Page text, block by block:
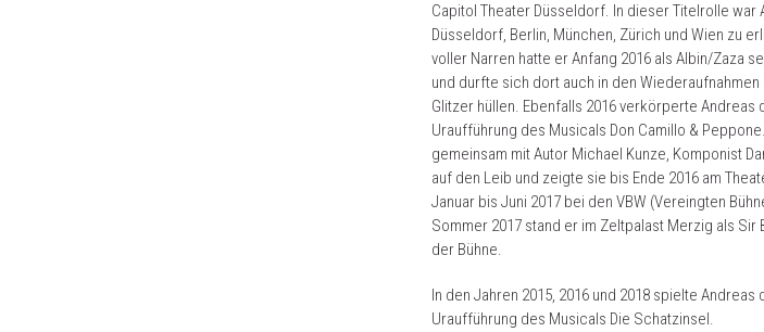
Capitol Theater Düsseldorf. In dieser Titelrolle war
Düsseldorf, Berlin, München, Zürich und Wien zu
voller Narren hatte er Anfang 2016 als Albin/Zaza
und durfte sich dort auch in den Wiederaufnahmen
Glitzer hüllen. Ebenfalls 2016 verkörperte Andreas
Uraufführung des Musicals Don Camillo &
gemeinsam mit Autor Michael Kunze, Komponist
auf den Leib und zeigte sie bis Ende 2016 am
Januar bis Juni 2017 bei den VBW (Vereingten
Sommer 2017 stand er im Zeltpalast Merzig als Sir
der Bühne.
In den Jahren 2015, 2016 und 2018 spielte
Uraufführung des Musicals Die Schatzinsel.